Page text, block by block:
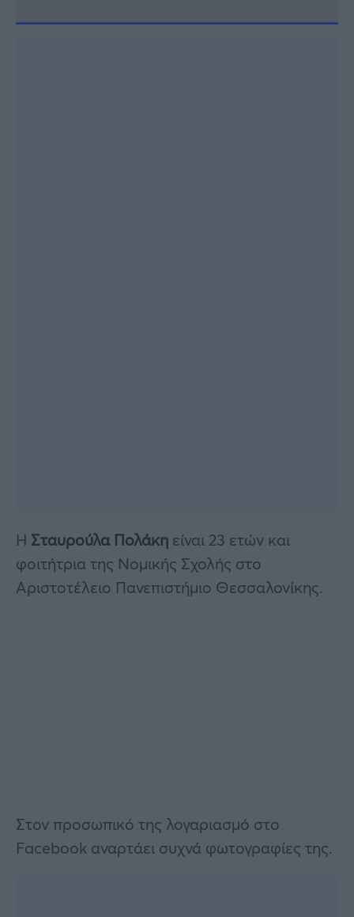
Η Σταυρούλα Πολάκη είναι 23 ετών και
φοιτήτρια της Νομικής Σχολής στο
Αριστοτέλειο Πανεπιστήμιο Θεσσαλονίκης.
Στον προσωπικό της λογαριασμό στο
Facebook αναρτάει συχνά φωτογραφίες της.